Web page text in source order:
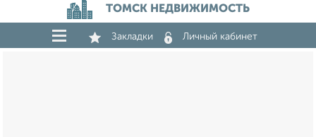
ТОМСК НЕДВИЖИМОСТЬ
Закладки Личный кабинет